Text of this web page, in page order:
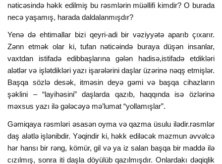
nəticəsində həkk edilmiş bu rəsmlərin müəllifi kimdir? O burada
necə yaşamış, harada daldalanmışdır?
Yenə də ehtimallar bizi qeyri-adi bir vəziyyətə aparıb çıxarır.
Zənn etmək olar ki, tufan nəticəində buraya düşən insanlar,
vaxtdan istifadə edibbaşlarına gələn hadisə,istifadə etdikləri
alətlər və işlətdikləri yazı işarələrini daşlar üzərinə nəqş etmişlər.
Başqa sözlə desək, itməsin deyə gəmi və başqa cihazların
şəklini – “layihəsini” daşlarda qazıb, haqqında isə özlərinə
məxsus yazı ilə gələcəyə mə’lumat “yollamışlar”.
Gəmiqaya rəsmləri əsasən oyma və qazma üsulu ilədir.rəsmlər
daş alətlə işlənibdir. Yəqindir ki, həkk ediləcək məzmun əvvəlcə
hər hansı bir rəng, kömür, gil və ya iz salan başqa bir maddə ilə
cızılmış, sonra iti daşla döyülüb qazılmışdır. Onlardakı dəqiqlik